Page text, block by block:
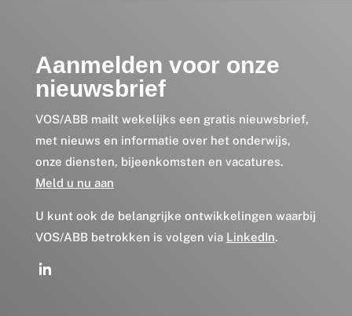
Aanmelden voor onze
nieuwsbrief
VOS/ABB mailt wekelijks een gratis nieuwsbrief,
met nieuws en informatie over het onderwijs,
onze diensten, bijeenkomsten en vacatures.
Meld u nu aan
U kunt ook de belangrijke ontwikkelingen waarbij
VOS/ABB betrokken is volgen via LinkedIn.